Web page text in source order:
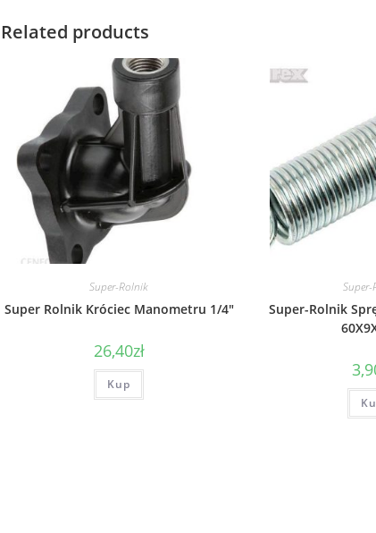
Related products
Super-Rolnik
Super Rolnik Króciec Manometru 1/4″
26,40zł
Kup
Super-Rolnik